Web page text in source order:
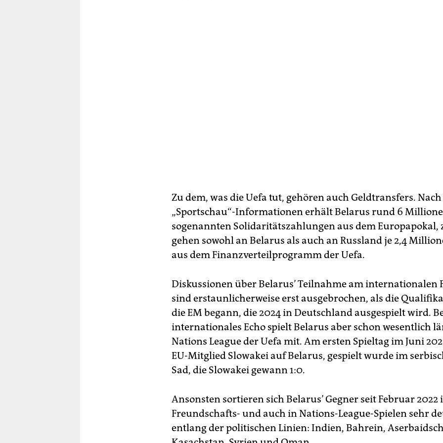
Zu dem, was die Uefa tut, gehören auch Geldtransfers. Nach
„Sportschau“-Informationen erhält Belarus rund 6
sogenannten Solidaritätszahlungen aus dem Europapokal,
gehen sowohl an Belarus als auch an Russland je 2,4
aus dem Finanzverteilprogramm der Uefa.
Diskussionen über Belarus’ Teilnahme am internationalen
sind erstaunlicherweise erst ausgebrochen, als die
die EM begann, die 2024 in Deutschland ausgespielt wird.
internationales Echo spielt Belarus aber schon wesentlich
Nations League der Uefa mit. Am ersten Spieltag im Juni
EU-Mitglied Slowakei auf Belarus, gespielt wurde im
Sad, die Slowakei gewann 1:0.
Ansonsten sortieren sich Belarus’ Gegner seit Februar 2022
Freundschafts- und auch in Nations-League-Spielen sehr
entlang der politischen Linien: Indien, Bahrein,